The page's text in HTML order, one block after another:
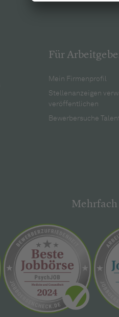
Für
Mein Firmenprofil
Stellenanzeigen
veröffentlichen
Bewerbersuche
Mehrfach